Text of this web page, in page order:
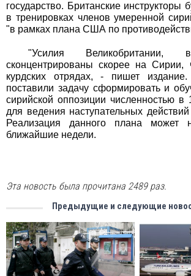
государство. Британские инструкторы
в тренировках членов умеренной
"в рамках плана США по
"Усилия Великобритании,
сконцентрированы скорее на
курдских отрядах, - пишет
поставили задачу сформировать и
сирийской оппозиции численностью в
для ведения наступательных
Реализация данного плана может
ближайшие недели.
Эта новость была прочитана 2489 раз.
Предыдущие и следующие